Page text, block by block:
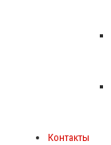
Контакты